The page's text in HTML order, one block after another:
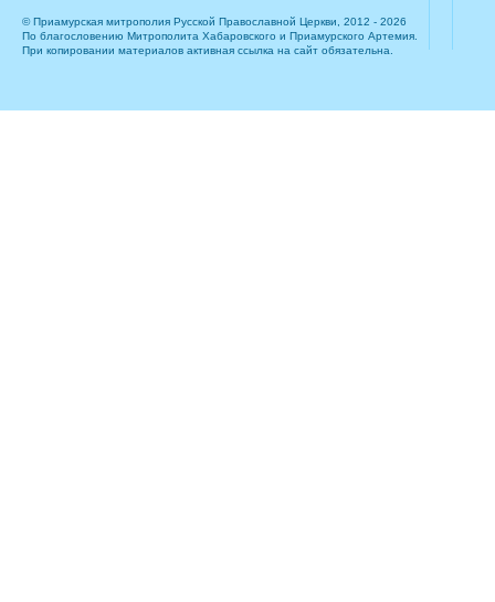
© Приамурская митрополия Русской Православной Церкви, 2012 - 2026
По благословению Митрополита Хабаровского и Приамурского Артемия.
При копировании материалов активная ссылка на сайт обязательна.